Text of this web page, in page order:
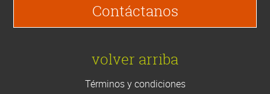
Contáctanos
volver arriba
Términos y condiciones